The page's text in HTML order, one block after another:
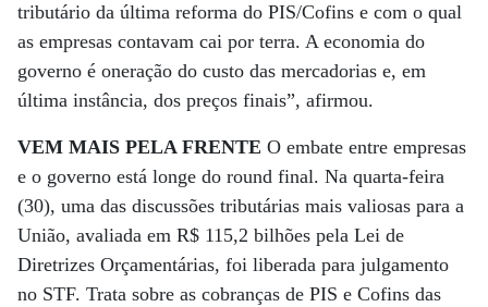
tributário da última reforma do PIS/Cofins e com o qual
as empresas contavam cai por terra. A economia do
governo é oneração do custo das mercadorias e, em
última instância, dos preços finais”, afirmou.
VEM MAIS PELA FRENTE O embate entre empresas
e o governo está longe do round final. Na quarta-feira
(30), uma das discussões tributárias mais valiosas para a
União, avaliada em R$ 115,2 bilhões pela Lei de
Diretrizes Orçamentárias, foi liberada para julgamento
no STF. Trata sobre as cobranças de PIS e Cofins das